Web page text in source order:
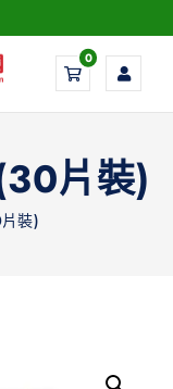
0
片裝)
裝)